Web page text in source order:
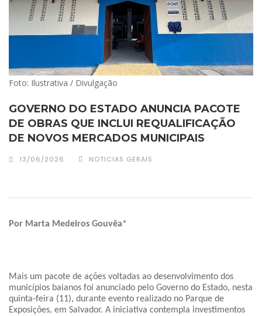
Foto: Ilustrativa / Divulgação
GOVERNO DO ESTADO ANUNCIA PACOTE
DE OBRAS QUE INCLUI REQUALIFICAÇÃO
DE NOVOS MERCADOS MUNICIPAIS
13/06/2026 NOTICIAS GERAIS
Por Marta Medeiros Gouvêa*
Mais um pacote de ações voltadas ao desenvolvimento dos
municípios baianos foi anunciado pelo Governo do Estado, nesta
quinta-feira (11), durante evento realizado no Parque de
Exposições, em Salvador. A iniciativa contempla investimentos